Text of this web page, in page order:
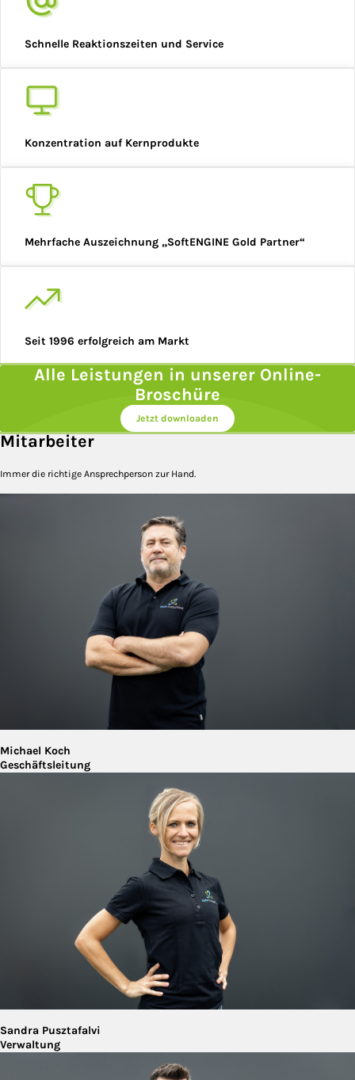
Schnelle Reaktionszeiten und Service
Konzentration auf Kernprodukte
Mehrfache Auszeichnung „SoftENGINE Gold Partner“
Seit 1996 erfolgreich am Markt
Alle Leistungen in unserer Online-
Broschüre
Jetzt downloaden
Mitarbeiter
Immer die richtige Ansprechperson zur Hand.
Michael Koch
Geschäftsleitung
Sandra Pusztafalvi
Verwaltung